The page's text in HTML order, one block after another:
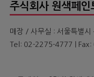
주식회사 원색페인
매장 / 사무실 : 서울특별
Tel: 02-2275-4777 |